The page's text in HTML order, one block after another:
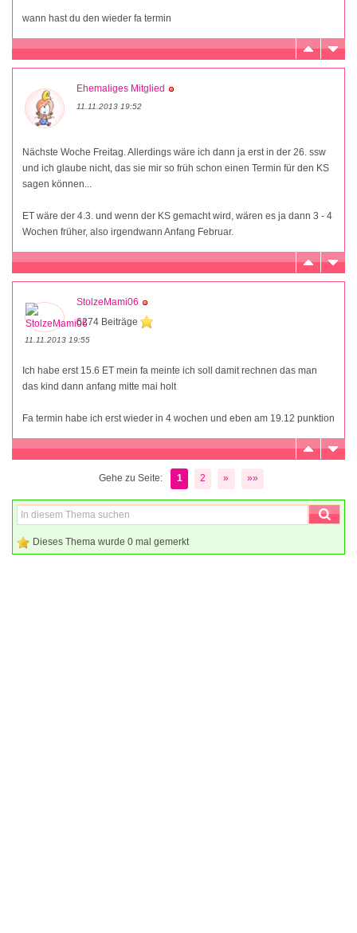
wann hast du den wieder fa termin
Ehemaliges Mitglied
11.11.2013 19:52
Nächste Woche Freitag. Allerdings wäre ich dann ja erst in der 26. ssw
und ich glaube nicht, das sie mir so früh schon einen Termin für den KS
sagen können...
ET wäre der 4.3. und wenn der KS gemacht wird, wären es ja dann 3 - 4
Wochen früher, also irgendwann Anfang Februar.
StolzeMami06
6274 Beiträge
11.11.2013 19:55
Ich habe erst 15.6 ET mein fa meinte ich soll damit rechnen das man
das kind dann anfang mitte mai holt
Fa termin habe ich erst wieder in 4 wochen und eben am 19.12 punktion
Gehe zu Seite: 1 2 » »»
Dieses Thema wurde 0 mal gemerkt